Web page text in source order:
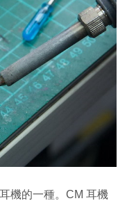
機的一種。CM 耳機